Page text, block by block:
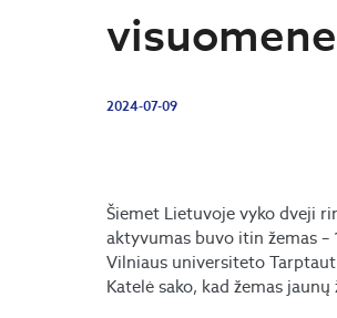
2024-07-09
Šiemet Lietuvoje vyko dveji
aktyvumas buvo itin žemas
Vilniaus universiteto
Katelė sako, kad žemas